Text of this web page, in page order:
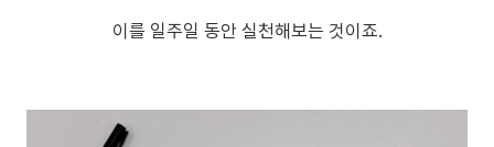
이를 일주일 동안 실천해보는 것이죠.